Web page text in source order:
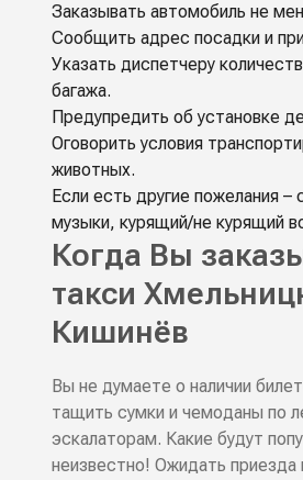
Заказывать автомобиль не
Сообщить адрес посадки и
Указать диспетчеру
багажа.
Предупредить об установке
Оговорить условия
животных.
Если есть другие пожелания
музыки, курящий/не курящий
Когда Вы
такси
Кишинёв
Вы не думаете о наличии
тащить сумки и чемоданы по
эскалаторам. Какие будут
неизвестно! Ожидать приезда